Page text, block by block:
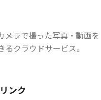
メラで撮った写真・動画を
クラウドサービス。
ンク